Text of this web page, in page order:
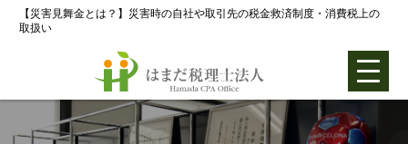
【災害見舞金とは？】災害時の自社や取引先の税金救済制度・消費税上の
取扱い